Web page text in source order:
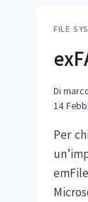
FILE
Di
14
Per